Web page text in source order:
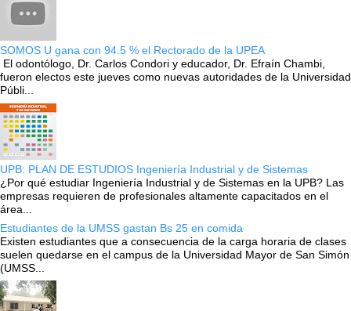
SOMOS U gana con 94.5 % el Rectorado de la UPEA
El odontólogo, Dr. Carlos Condori y educador, Dr. Efraín Chambi,
fueron electos este jueves como nuevas autoridades de la Universidad
Públi...
UPB: PLAN DE ESTUDIOS Ingeniería Industrial y de Sistemas
¿Por qué estudiar Ingeniería Industrial y de Sistemas en la UPB? Las
empresas requieren de profesionales altamente capacitados en el
área...
Estudiantes de la UMSS gastan Bs 25 en comida
Existen estudiantes que a consecuencia de la carga horaria de clases
suelen quedarse en el campus de la Universidad Mayor de San Simón
(UMSS...